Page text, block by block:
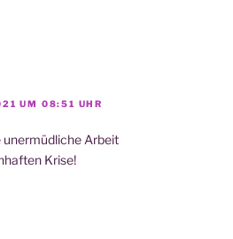
UM 08:51 UHR
uner­müd­li­che Arbeit
Krise!